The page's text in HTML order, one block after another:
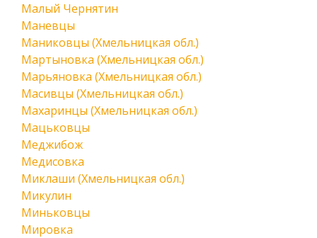
Малый Чернятин
Маневцы
Маниковцы (Хмельницкая обл.)
Мартыновка (Хмельницкая обл.)
Марьяновка (Хмельницкая обл.)
Масивцы (Хмельницкая обл.)
Махаринцы (Хмельницкая обл.)
Мацьковцы
Меджибож
Медисовка
Миклаши (Хмельницкая обл.)
Микулин
Миньковцы
Мировка